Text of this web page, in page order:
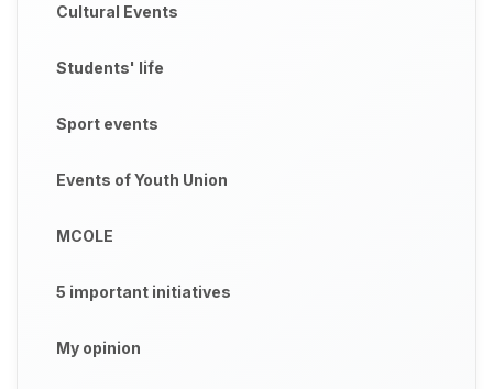
Cultural Events
Students' life
Sport events
Events of Youth Union
MCOLE
5 important initiatives
My opinion